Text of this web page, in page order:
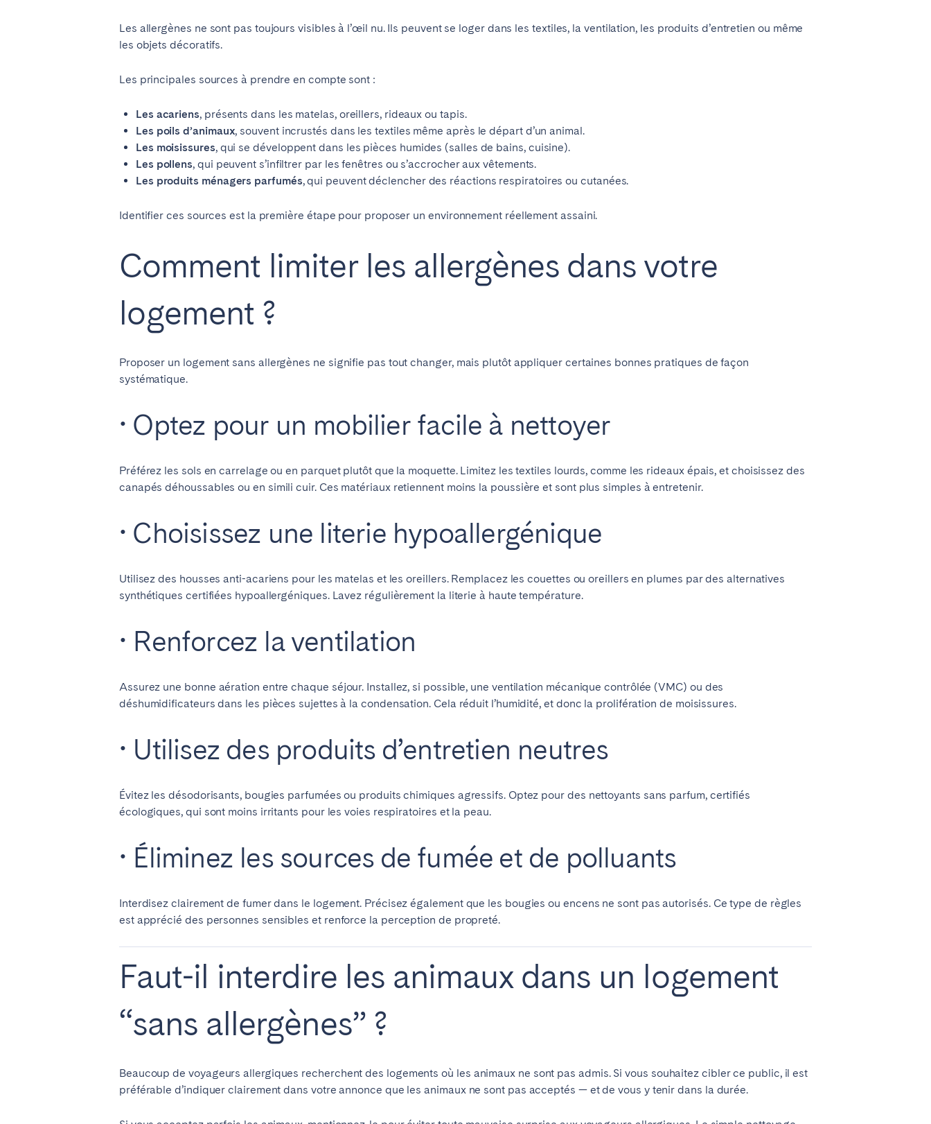
Les allergènes ne sont pas toujours visibles à l’œil nu. Ils peuvent se loger dans les textiles, la ventilation, les produits d’entretien ou même
les objets décoratifs.
Les principales sources à prendre en compte sont :
Les acariens, présents dans les matelas, oreillers, rideaux ou tapis.
Les poils d’animaux, souvent incrustés dans les textiles même après le départ d’un animal.
Les moisissures, qui se développent dans les pièces humides (salles de bains, cuisine).
Les pollens, qui peuvent s’infiltrer par les fenêtres ou s’accrocher aux vêtements.
Les produits ménagers parfumés, qui peuvent déclencher des réactions respiratoires ou cutanées.
Identifier ces sources est la première étape pour proposer un environnement réellement assaini.
Comment limiter les allergènes dans votre
logement ?
Proposer un logement sans allergènes ne signifie pas tout changer, mais plutôt appliquer certaines bonnes pratiques de façon
systématique.
• Optez pour un mobilier facile à nettoyer
Préférez les sols en carrelage ou en parquet plutôt que la moquette. Limitez les textiles lourds, comme les rideaux épais, et choisissez des
canapés déhoussables ou en simili cuir. Ces matériaux retiennent moins la poussière et sont plus simples à entretenir.
• Choisissez une literie hypoallergénique
Utilisez des housses anti-acariens pour les matelas et les oreillers. Remplacez les couettes ou oreillers en plumes par des alternatives
synthétiques certifiées hypoallergéniques. Lavez régulièrement la literie à haute température.
• Renforcez la ventilation
Assurez une bonne aération entre chaque séjour. Installez, si possible, une ventilation mécanique contrôlée (VMC) ou des
déshumidificateurs dans les pièces sujettes à la condensation. Cela réduit l’humidité, et donc la prolifération de moisissures.
• Utilisez des produits d’entretien neutres
Évitez les désodorisants, bougies parfumées ou produits chimiques agressifs. Optez pour des nettoyants sans parfum, certifiés
écologiques, qui sont moins irritants pour les voies respiratoires et la peau.
• Éliminez les sources de fumée et de polluants
Interdisez clairement de fumer dans le logement. Précisez également que les bougies ou encens ne sont pas autorisés. Ce type de règles
est apprécié des personnes sensibles et renforce la perception de propreté.
Faut-il interdire les animaux dans un logement
“sans allergènes” ?
Beaucoup de voyageurs allergiques recherchent des logements où les animaux ne sont pas admis. Si vous souhaitez cibler ce public, il est
préférable d’indiquer clairement dans votre annonce que les animaux ne sont pas acceptés — et de vous y tenir dans la durée.
Albufeira Aveiro
Évora
Leiria Lisbonne
Viana do Castelo
MADÈRE
Ponta Delgada
Aller sur la page globale Vous ne trouvez pas votre ville? Contactez-nous
Choisir la langue
English
Français
Español